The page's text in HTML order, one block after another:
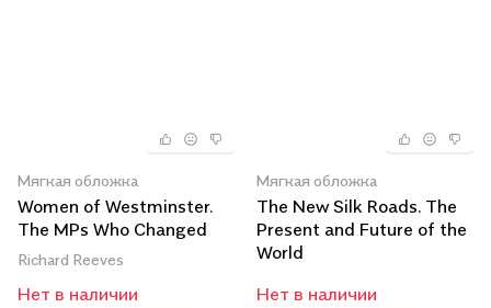
Мягкая обложка
Women of Westminster.
The MPs Who Changed
Politics
Richard Reeves
Нет в наличии
Мягкая обложка
The New Silk Roads. The
Present and Future of the
World
Нет в наличии